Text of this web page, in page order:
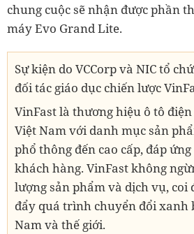
chung cuộc sẽ nhận được phần
máy Evo Grand Lite.
Sự kiện do VCCorp và NIC tổ
đối tác giáo dục chiến lược
VinFast là thương hiệu ô tô
Việt Nam với danh mục sản
phổ thông đến cao cấp, đáp
khách hàng. VinFast không
lượng sản phẩm và dịch vụ, coi
đẩy quá trình chuyển đổi xanh
Nam và thế giới.